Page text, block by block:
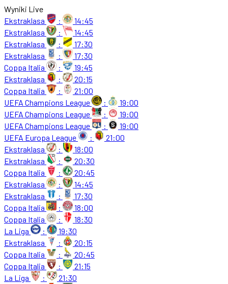
Wyniki Live
Ekstraklasa
:
14:45
Ekstraklasa
:
14:45
Ekstraklasa
:
17:30
Ekstraklasa
:
17:30
Coppa Italia
:
19:45
Ekstraklasa
:
20:15
Coppa Italia
:
21:00
UEFA Champions League
:
19:00
UEFA Champions League
:
19:00
UEFA Champions League
:
19:00
UEFA Europa League
:
21:00
Ekstraklasa
:
18:00
Ekstraklasa
:
20:30
Coppa Italia
:
20:45
Ekstraklasa
:
14:45
Ekstraklasa
:
17:30
Coppa Italia
:
18:00
Coppa Italia
:
18:30
La Liga
:
19:30
Ekstraklasa
:
20:15
Coppa Italia
:
20:45
Coppa Italia
:
21:15
La Liga
:
21:30